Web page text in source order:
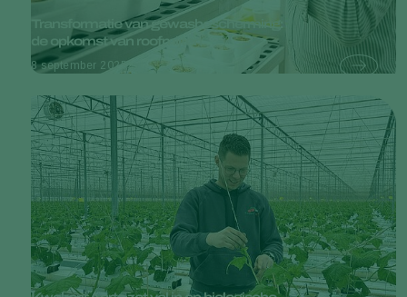
Transformatie van gewasbescherming:
de opkomst van roofmijten
8 september 2025